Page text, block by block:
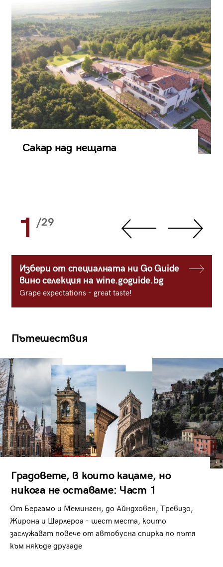
Сакар над нещата
1 /29
Избери от специалната ни Go Guide
вино селекция на wine.goguide.bg
Grape expectations - great taste!
Пътешествия
Градовете, в които кацаме, но
никога не оставаме: Част 1
От Бергамо и Меминген, до Айндховен, Тревизо,
Жирона и Шарлероа - шест места, които
заслужават повече от автобусна спирка по пътя
към някъде другаде